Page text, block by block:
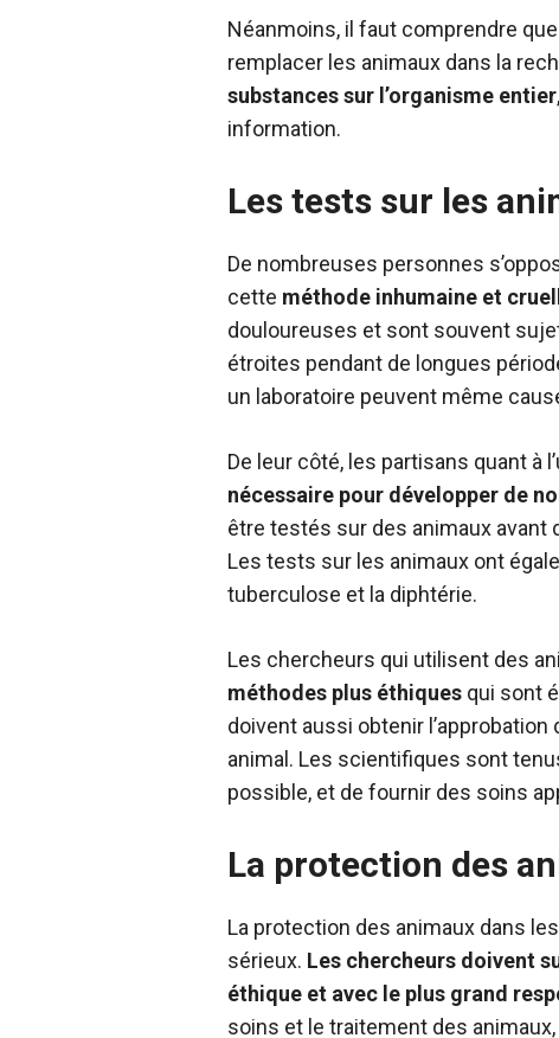
Néanmoins, il faut comprendre
remplacer les animaux dans la
substances sur l’organisme entier
information.
Les tests sur les
De nombreuses personnes
cette méthode inhumaine et
douloureuses et sont souvent
étroites pendant de longues
un laboratoire peuvent même
De leur côté, les partisans quant à
nécessaire pour développer de
être testés sur des animaux avant
Les tests sur les animaux ont
tuberculose et la diphtérie.
Les chercheurs qui utilisent des
méthodes plus éthiques qui sont
doivent aussi obtenir
animal. Les scientifiques sont
possible, et de fournir des soins
La protection des
La protection des animaux dans
sérieux. Les chercheurs doivent
éthique et avec le plus grand
soins et le traitement des